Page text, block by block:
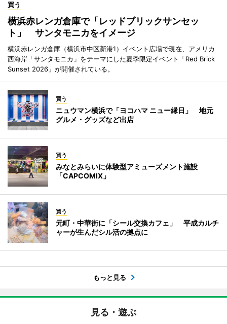
買う
横浜赤レンガ倉庫で「レッドブリックサンセッ
ト」 サンタモニカをイメージ
横浜赤レンガ倉庫（横浜市中区新港1）イベント広場で現在、アメリカ
西海岸「サンタモニカ」をテーマにした夏季限定イベント「Red Brick
Sunset 2026」が開催されている。
買う
ニュウマン横浜で「ヨコハマ ニュー縁日」 地元
グルメ・グッズなど出店
買う
みなとみらいに体験型アミューズメント施設
「CAPCOMIX」
買う
元町・中華街に「シール交換カフェ」 平成カルチ
ャーが生んだシル活の拠点に
もっと見る
見る・遊ぶ